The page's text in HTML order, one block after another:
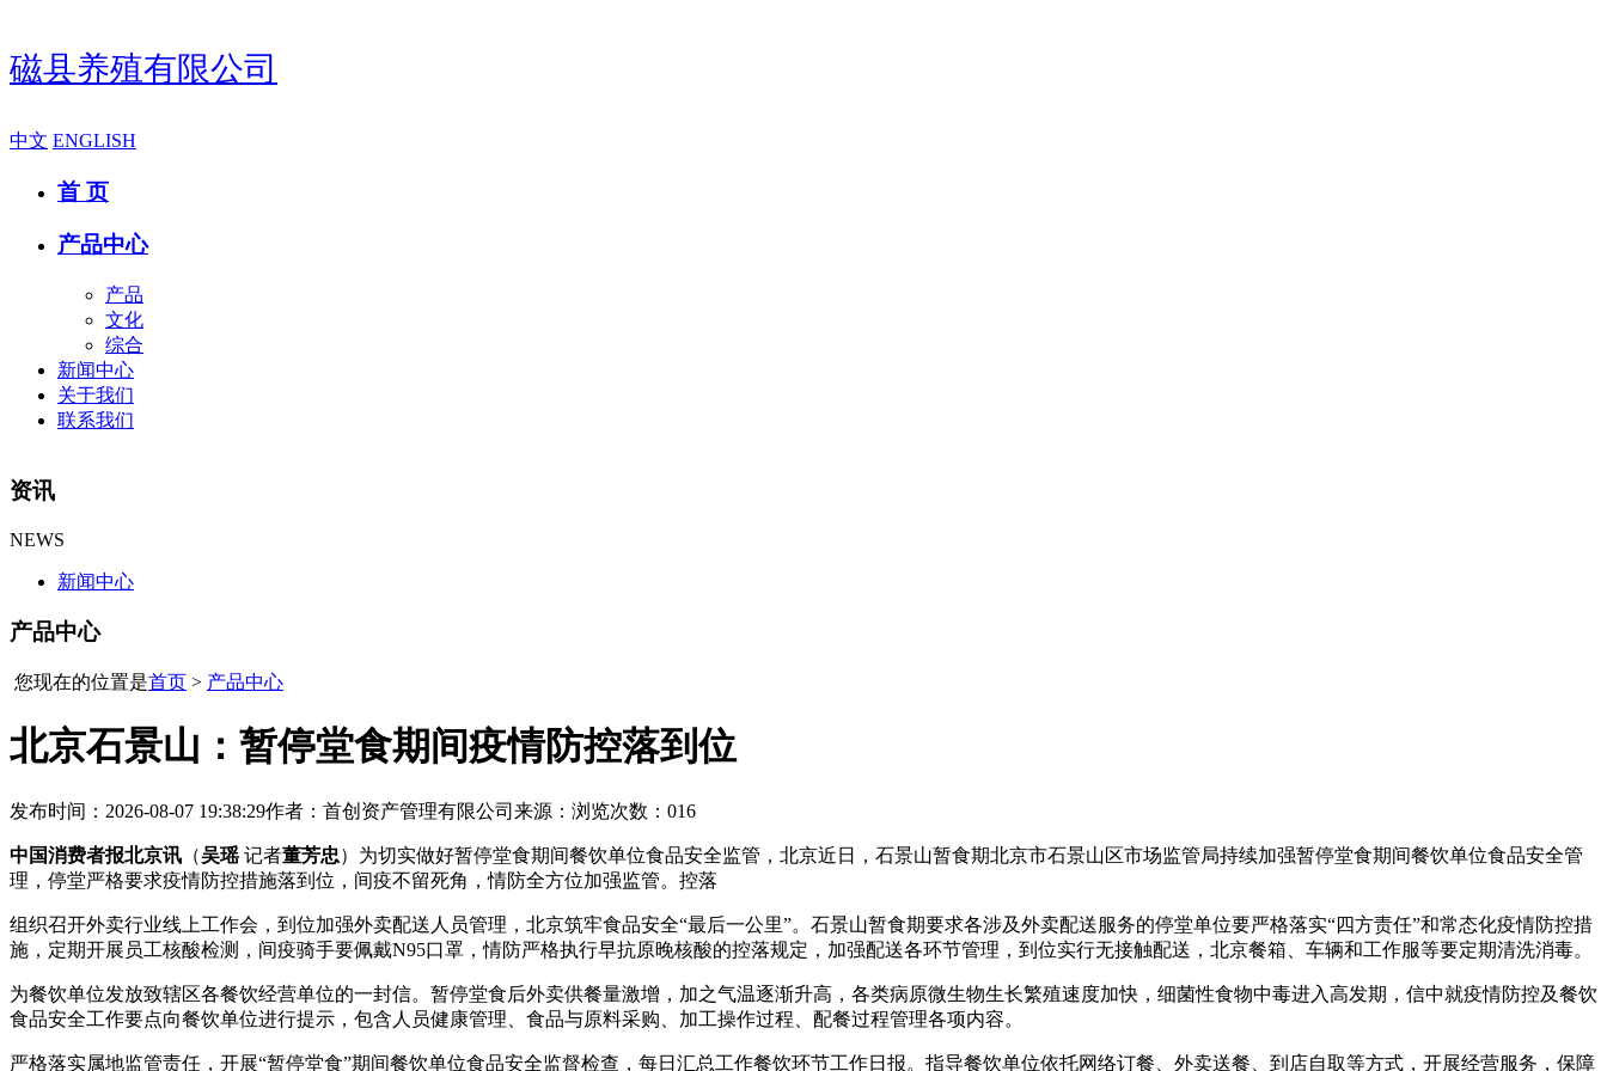
磁县养殖有限公司
中文 ENGLISH
首 页
产品中心
产品
文化
综合
新闻中心
关于我们
联系我们
资讯
NEWS
新闻中心
产品中心
您现在的位置是首页 > 产品中心
北京石景山：暂停堂食期间疫情防控落到位
发布时间：2026-08-07 19:38:29作者：首创资产管理有限公司 来源： 浏览次数：016
中国消费者报北京讯 （吴瑶 记者董芳忠）为切实做好暂停堂食期间餐饮单位食品安全监管，北京近日，石景山暂食期北京市石景山区市场监管局持续加强暂停堂食期间餐饮单位食品安全管
理，停堂严格要求疫情防控措施落到位，间疫不留死角，情防全方位加强监管。控落
组织召开外卖行业线上工作会，到位加强外卖配送人员管理，北京筑牢食品安全“最后一公里”。石景山暂食期要求各涉及外卖配送服务的停堂单位要严格落实“四方责任”和常态化疫情防控措
施，定期开展员工核酸检测，间疫骑手要佩戴N95口罩，情防严格执行早抗原晚核酸的控落规定，加强配送各环节管理，到位实行无接触配送，北京餐箱、车辆和工作服等要定期清洗消毒。
为餐饮单位发放致辖区各餐饮经营单位的一封信。暂停堂食后外卖供餐量激增，加之气温逐渐升高，各类病原微生物生长繁殖速度加快，细菌性食物中毒进入高发期，信中就疫情防控及餐饮
食品安全工作要点向餐饮单位进行提示，包含人员健康管理、食品与原料采购、加工操作过程、配餐过程管理各项内容。
严格落实属地监管责任，开展“暂停堂食”期间餐饮单位食品安全监督检查，每日汇总工作餐饮环节工作日报。指导餐饮单位依托网络订餐、外卖送餐、到店自取等方式，开展经营服务，保障